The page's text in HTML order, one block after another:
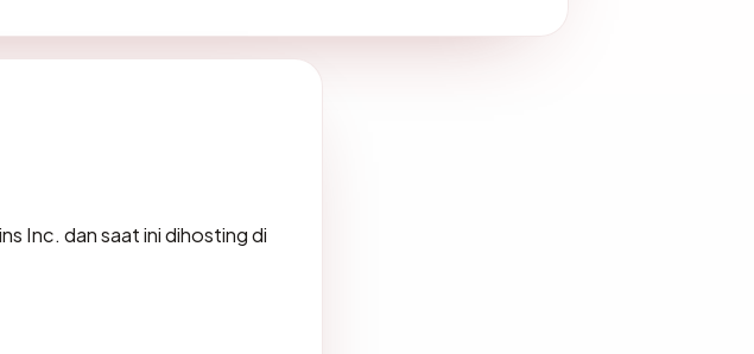
Inc. dan saat ini dihosting di